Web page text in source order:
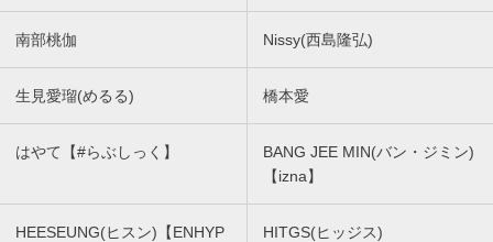
南部桃伽 Nissy(西島隆弘)
生見愛瑠(めるる) 橋本愛
はやて【#らぶしっく】
BANG JEE MIN(バン・ジミン)
【izna】
HEESEUNG(ヒスン)【ENHYP
HITGS(ヒッジス)